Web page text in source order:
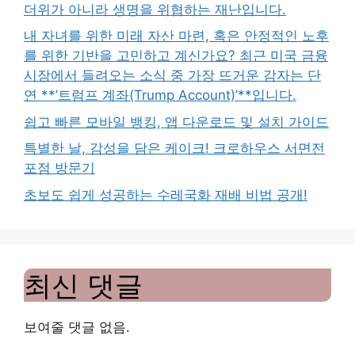
더위가 아니라 생명을 위협하는 재난입니다.
내 자녀를 위한 미래 자산 마련, 혹은 안정적인 노후
를 위한 기반을 고민하고 계신가요? 최근 미국 금융
시장에서 들려오는 소식 중 가장 뜨거운 감자는 단
연 **’트럼프 계좌(Trump Account)’**입니다.
쉽고 빠른 모바일 뱅킹, 앱 다운로드 및 설치 가이드
특별한 날, 감성을 담은 케이크! 크로하우스 서면전
포점 방문기
초보도 쉽게 성공하는 수레국화 재배 비법 공개!
최신 댓글
보여줄 댓글 없음.